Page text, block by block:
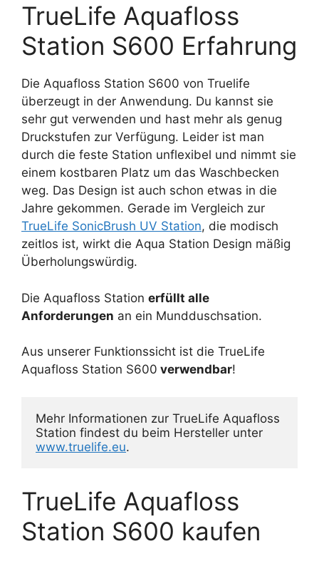
TrueLife Aquafloss
Station S600 Erfahrung
Die Aquafloss Station S600 von Truelife
überzeugt in der Anwendung. Du kannst sie
sehr gut verwenden und hast mehr als genug
Druckstufen zur Verfügung. Leider ist man
durch die feste Station unflexibel und nimmt sie
einem kostbaren Platz um das Waschbecken
weg. Das Design ist auch schon etwas in die
Jahre gekommen. Gerade im Vergleich zur
TrueLife SonicBrush UV Station, die modisch
zeitlos ist, wirkt die Aqua Station Design mäßig
Überholungswürdig.
Die Aquafloss Station erfüllt alle
Anforderungen an ein Mundduschsation.
Aus unserer Funktionssicht ist die TrueLife
Aquafloss Station S600 verwendbar!
Mehr Informationen zur TrueLife Aquafloss
www.truelife.eu.
TrueLife Aquafloss
Station S600 kaufen